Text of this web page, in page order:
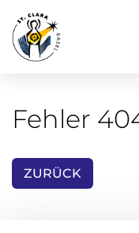
Fehler
ZURÜCK